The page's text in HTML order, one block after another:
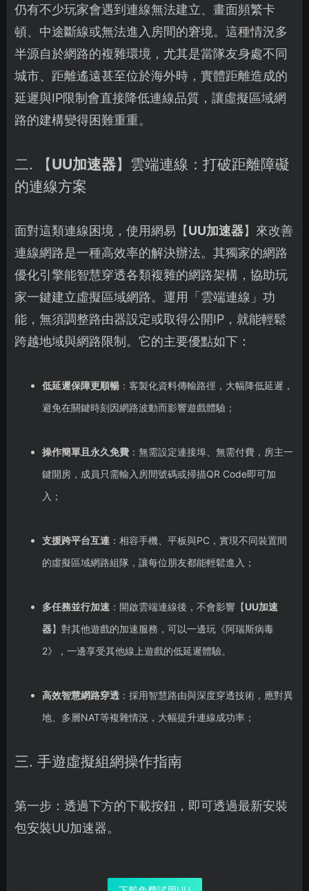
仍有不少玩家會遇到連線無法建立、畫面頻繁卡
頓、中途斷線或無法進入房間的窘境。這種情況多
半源自於網路的複雜環境，尤其是當隊友身處不同
城市、距離遙遠甚至位於海外時，實體距離造成的
延遲與IP限制會直接降低連線品質，讓虛擬區域網
路的建構變得困難重重。
二. 【UU加速器】雲端連線：打破距離障礙
的連線方案
面對這類連線困境，使用網易【UU加速器】來改善
連線網路是一種高效率的解決辦法。其獨家的網路
優化引擎能智慧穿透各類複雜的網路架構，協助玩
家一鍵建立虛擬區域網路。運用「雲端連線」功
能，無須調整路由器設定或取得公開IP，就能輕鬆
跨越地域與網路限制。它的主要優點如下：
低延遲保障更順暢：客製化資料傳輸路徑，大幅降低延遲，
避免在關鍵時刻因網路波動而影響遊戲體驗；
操作簡單且永久免費：無需設定連接埠、無需付費，房主一
鍵開房，成員只需輸入房間號碼或掃描QR Code即可加
入；
支援跨平台互連：相容手機、平板與PC，實現不同裝置間
的虛擬區域網路組隊，讓每位朋友都能輕鬆進入；
多任務並行加速：開啟雲端連線後，不會影響【UU加速
器】對其他遊戲的加速服務，可以一邊玩《阿瑞斯病毒
2》，一邊享受其他線上遊戲的低延遲體驗。
高效智慧網路穿透：採用智慧路由與深度穿透技術，應對異
地、多層NAT等複雜情況，大幅提升連線成功率；
三. 手遊虛擬組網操作指南
第一步：透過下方的下載按鈕，即可透過最新安裝
包安裝UU加速器。